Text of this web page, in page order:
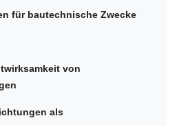
für bautechnische Zwecke
von
als